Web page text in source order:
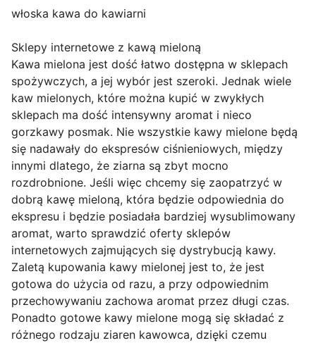
włoska kawa do kawiarni
Sklepy internetowe z kawą mieloną
Kawa mielona jest dość łatwo dostępna w sklepach
spożywczych, a jej wybór jest szeroki. Jednak wiele
kaw mielonych, które można kupić w zwykłych
sklepach ma dość intensywny aromat i nieco
gorzkawy posmak. Nie wszystkie kawy mielone będą
się nadawały do ekspresów ciśnieniowych, między
innymi dlatego, że ziarna są zbyt mocno
rozdrobnione. Jeśli więc chcemy się zaopatrzyć w
dobrą kawę mieloną, która będzie odpowiednia do
ekspresu i będzie posiadała bardziej wysublimowany
aromat, warto sprawdzić oferty sklepów
internetowych zajmujących się dystrybucją kawy.
Zaletą kupowania kawy mielonej jest to, że jest
gotowa do użycia od razu, a przy odpowiednim
przechowywaniu zachowa aromat przez długi czas.
Ponadto gotowe kawy mielone mogą się składać z
różnego rodzaju ziaren kawowca, dzięki czemu